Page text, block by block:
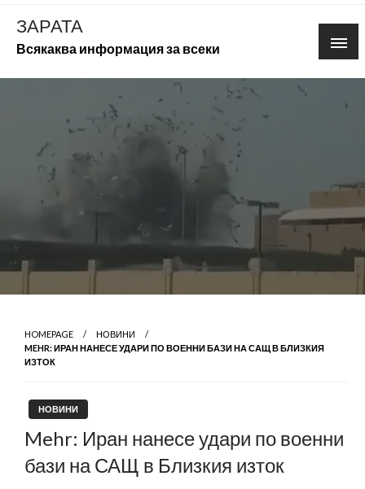
Skip
content
ЗАРАТА
Всякаква информация за всеки
HOMEPAGE
НОВИНИ
MEHR: ИРАН НАНЕСЕ УДАРИ ПО ВОЕННИ БАЗИ НА САЩ В БЛИЗКИЯ
ИЗТОК
НОВИНИ
Mehr: Иран нанесе удари по военни
бази на САЩ в Близкия изток